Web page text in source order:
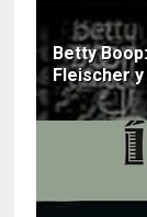
Betty
Fleischer